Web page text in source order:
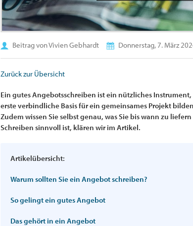
Beitrag von Vivien Gebhardt Donnerstag, 7. März
Zurück zur Übersicht
Ein gutes Angebotsschreiben ist ein nützliches
erste verbindliche Basis für ein gemeinsames Projekt
Zudem wissen Sie selbst genau, was Sie bis wann zu
Schreiben sinnvoll ist, klären wir im Artikel.
Artikelübersicht:
Warum sollten Sie ein Angebot schreiben?
So gelingt ein gutes Angebot
Das gehört in ein Angebot